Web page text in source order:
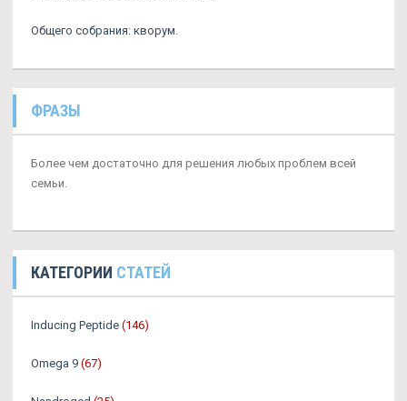
Общего собрания: кворум.
ФРАЗЫ
Более чем достаточно для решения любых проблем всей
семьи.
КАТЕГОРИИ СТАТЕЙ
Inducing Peptide (146)
Omega 9 (67)